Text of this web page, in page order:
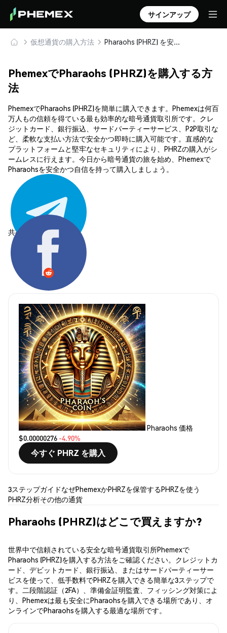
サインアップ
仮想通貨の購入方法 Pharaohs (PHRZ) を安全に購入・保管
PhemexでPharaohs (PHRZ)を購入する方
法
PhemexでPharaohs (PHRZ)を簡単に購入できます。Phemexは何百
万人もの信頼を得ている最も効率的な暗号通貨取引所です。クレ
ジットカード、銀行振込、サードパーティーサービス、P2P取引な
ど、柔軟な支払い方法で安全かつ即時に購入可能です。直感的な
プラットフォームと堅牢なセキュリティにより、PHRZの購入がシ
ームレスに行えます。今日から暗号通貨の旅を始め、Phemexで
Pharaohsを安全かつ自信を持って購入しましょう。
共有する:
Pharaohs 価格
$0.00000276 -4.90%
今すぐ PHRZ を購入
3ステップガイドなぜPhemexかPHRZを保管するPHRZを使う
PHRZ分析その他の通貨
Pharaohs (PHRZ)はどこで買えますか?
世界中で信頼されている安全な暗号通貨取引所Phemexで
Pharaohs (PHRZ)を購入する方法をご確認ください。クレジットカ
ード、デビットカード、銀行振込、またはサードパーティーサー
ビスを使って、低手数料でPHRZを購入できる簡単な3ステップで
す。二段階認証（2FA）、準備金証明監査、フィッシング対策によ
り、Phemexは最も安全にPharaohsを購入できる場所であり、オ
ンラインでPharaohsを購入する最適な場所です。